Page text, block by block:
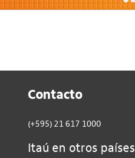
Contacto
(+595) 21 617 1000
Itaú en otros países